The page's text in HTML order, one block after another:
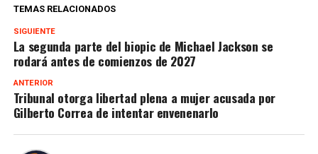
TEMAS RELACIONADOS
SIGUIENTE
La segunda parte del biopic de Michael Jackson se
rodará antes de comienzos de 2027
ANTERIOR
Tribunal otorga libertad plena a mujer acusada por
Gilberto Correa de intentar envenenarlo